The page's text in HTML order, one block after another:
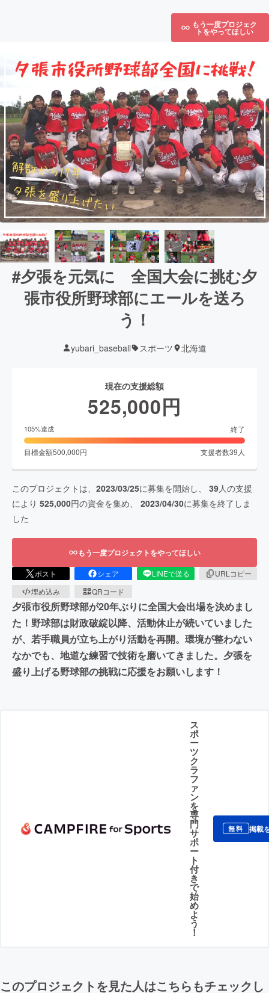
もう一度プロジェク
トをやってほしい
#夕張を元気に 全国大会に挑む夕
張市役所野球部にエールを送ろ
う！
yubari_baseball スポーツ 北海道
現在の支援総額
525,000円
105%達成 終了
目標金額500,000円 支援者数39 人
このプロジェクトは、 2023/03/25に募集を開始し、 39人の支援
により 525,000円の資金を集め、 2023/04/30に募集を終了しま
した
もう一度プロジェクトをやってほしい
ポスト シェア LINEで送る
URLコピー
埋め込み
QRコード
夕張市役所野球部が20年ぶりに全国大会出場を決めまし
た！野球部は財政破綻以降、活動休止が続いていました
が、若手職員が立ち上がり活動を再開。環境が整わない
なかでも、地道な練習で技術を磨いてきました。夕張を
盛り上げる野球部の挑戦に応援をお願いします！
ス
ポ
ー
ツ
ク
ラ
フ
ァ
ン
を
専
門
サ
ポ
ー
ト
付
き
で
始
め
よ
う
！
無料 掲載
このプロジェクトを見た人はこちらもチェックし